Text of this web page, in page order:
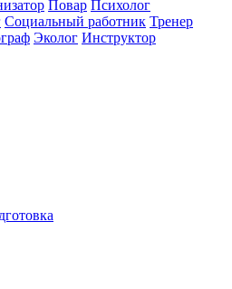
Повар Психолог
Социальный работник Тренер
Эколог Инструктор